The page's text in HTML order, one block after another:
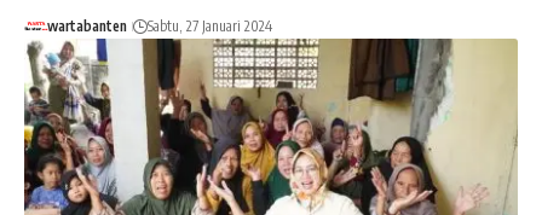
wartabanten Sabtu, 27 Januari 2024